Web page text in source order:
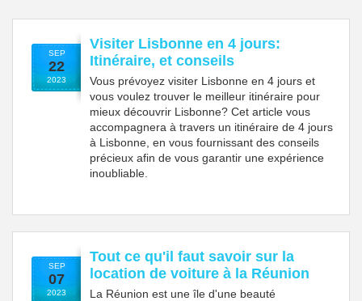
SEP
22
2023
Visiter Lisbonne en 4 jours:
Itinéraire, et conseils
Vous prévoyez visiter Lisbonne en 4 jours et
vous voulez trouver le meilleur itinéraire pour
mieux découvrir Lisbonne? Cet article vous
accompagnera à travers un itinéraire de 4 jours
à Lisbonne, en vous fournissant des conseils
précieux afin de vous garantir une expérience
inoubliable.
SEP
07
2023
Tout ce qu'il faut savoir sur la
location de voiture à la Réunion
La Réunion est une île d'une beauté